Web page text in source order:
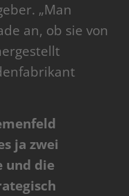
„Man
an, ob sie von
ja zwei
und die